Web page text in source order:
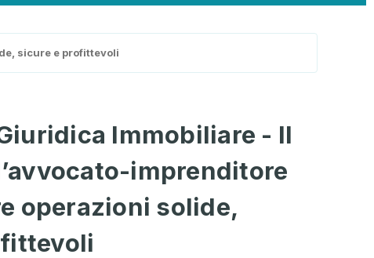
sicure e profittevoli
Immobiliare - Il
imprenditore
operazioni solide,